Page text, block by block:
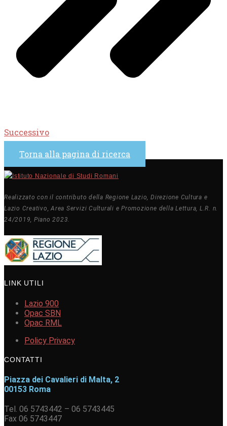
Successivo
Torna alla pagina di ricerca
Realizzato con il contributo della Regione Lazio, Direzione Cultura e
Lazio Creativo, Area Servizi Culturali e Promozione della Lettura, L.R. n.
24/2019, Piano 2023.
LINK UTILI
Lazio 900
Opac SBN
Opac RML
Policy Privacy
CONTATTI
Piazza dei Cavalieri di Malta, 2
00153 Roma
Tel. 06 5743442 – 06 5743445
Fax 06 5743447